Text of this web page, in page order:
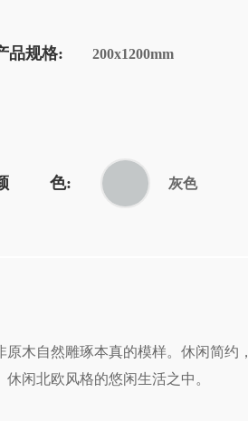
品规格: 200x1200mm
色: 灰色
自然雕琢本真的模样。休闲简约，
休闲北欧风格的悠闲生活之中。